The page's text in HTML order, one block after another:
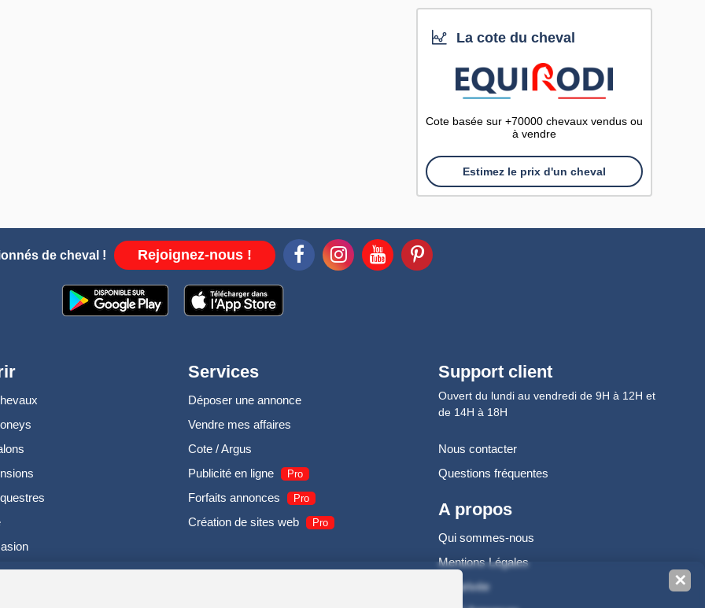
La cote du cheval
Cote basée sur +70000 chevaux vendus ou
à vendre
Estimez le prix d'un cheval
de cheval ! Rejoignez-nous !
Services
Déposer une annonce
Vendre mes affaires
Cote / Argus
Publicité en ligne
Pro
Forfaits annonces Pro
Création de sites web Pro
Support client
Ouvert du lundi au vendredi de 9H à 12H et
de 14H à 18H
Nous contacter
Questions fréquentes
A propos
Qui sommes-nous
Mentions Légales
Vie privée
✕